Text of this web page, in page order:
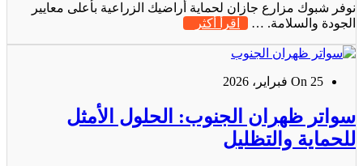
نوفر شبوك مزارع جازان لحماية أراضيك الزراعية بأعلى معايير
الجودة والسلامة. …
اقرأ أكثر
On 25 فبراير، 2026
سواتر ظهران الجنوب: الحلول الأمثل
للحماية والتظليل